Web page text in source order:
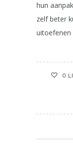
hun
zelf beter
uitoefenen
0